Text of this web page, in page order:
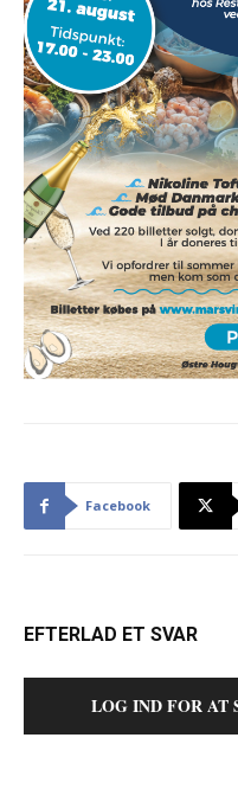
Facebook
EFTERLAD ET SVAR
LOG IND FOR AT